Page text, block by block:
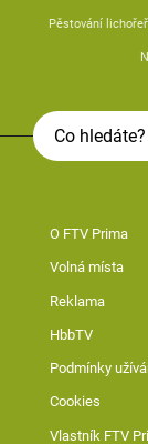
Pěstování
O FTV Prima
Volná místa
Reklama
HbbTV
Podmínky
Cookies
Vlastník FTV